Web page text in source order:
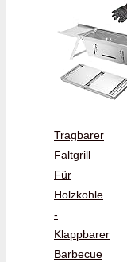
Tragbarer
Faltgrill
Für
Holzkohle
-
Klappbarer
Barbecue